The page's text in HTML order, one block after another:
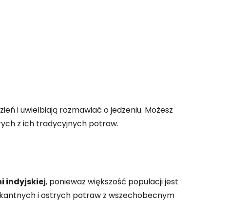
i uwielbiają rozmawiać o jedzeniu. Możesz
z ich tradycyjnych potraw.
indyjskiej, ponieważ większość populacji jest
i ostrych potraw z wszechobecnym